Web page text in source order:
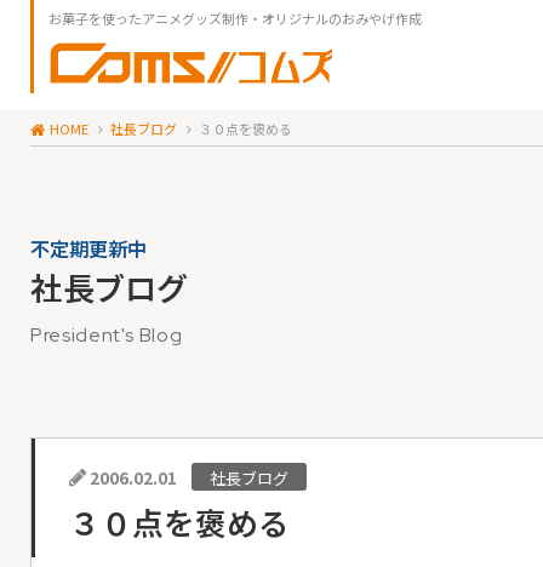
お菓子を使ったアニメグッズ制作・オリジナルのおみやげ作成
HOME 社長ブログ ３０点を褒める
不定期更新中
社長ブログ
President's Blog
2006.02.01 社長ブログ
３０点を褒める